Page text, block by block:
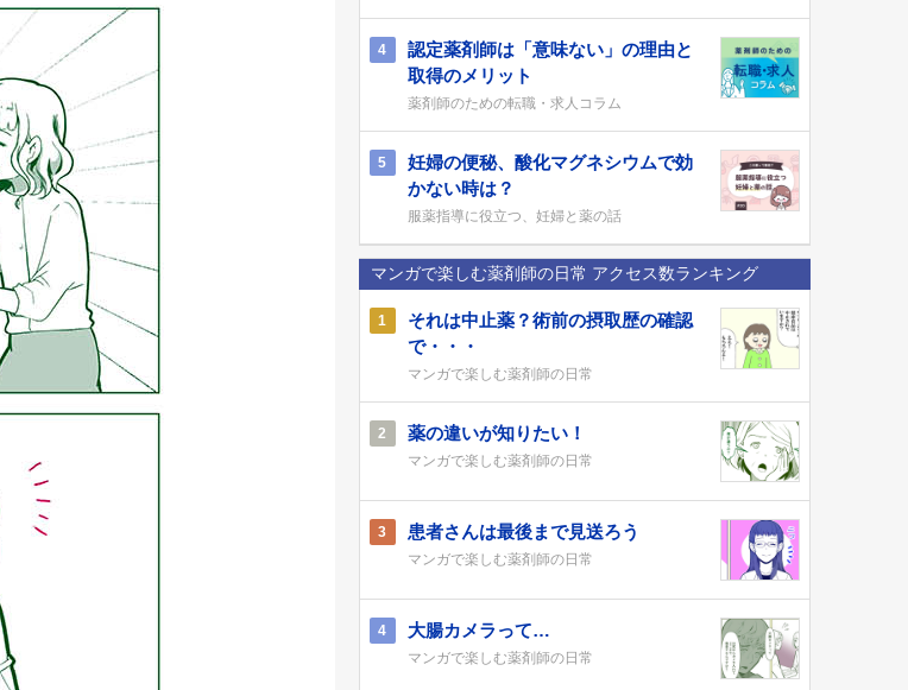
4
認定薬剤師は「意味ない」の理由と
取得のメリット
薬剤師のための転職・求人コラム
5
妊婦の便秘、酸化マグネシウムで効
かない時は？
服薬指導に役立つ、妊婦と薬の話
マンガで楽しむ薬剤師の日常 アクセス数ランキング
1
それは中止薬？術前の摂取歴の確認
で・・・
マンガで楽しむ薬剤師の日常
2 薬の違いが知りたい！
マンガで楽しむ薬剤師の日常
3 患者さんは最後まで見送ろう
マンガで楽しむ薬剤師の日常
4 大腸カメラって…
マンガで楽しむ薬剤師の日常